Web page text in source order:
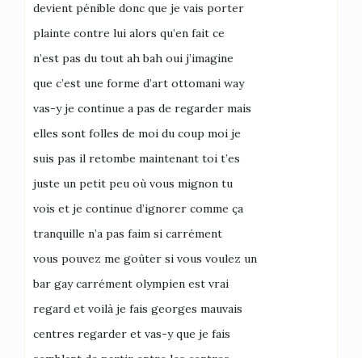
devient pénible donc que je vais porter
plainte contre lui alors qu’en fait ce
n’est pas du tout ah bah oui j’imagine
que c’est une forme d’art ottomani way
vas-y je continue a pas de regarder mais
elles sont folles de moi du coup moi je
suis pas il retombe maintenant toi t’es
juste un petit peu où vous mignon tu
vois et je continue d’ignorer comme ça
tranquille n’a pas faim si carrément
vous pouvez me goûter si vous voulez un
bar gay carrément olympien est vrai
regard et voilà je fais georges mauvais
centres regarder et vas-y que je fais